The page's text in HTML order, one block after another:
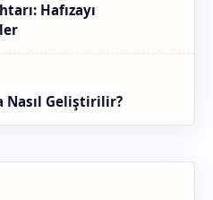
Hafızayı
Nasıl Geliştirilir?